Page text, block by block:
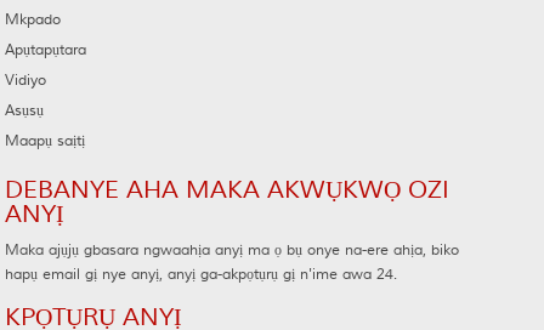
Mkpado
Apụtapụtara
Vidiyo
Asụsụ
Maapụ saịtị
DEBANYE AHA MAKA AKWỤKWỌ OZI
ANYỊ
Maka ajụjụ gbasara ngwaahịa anyị ma ọ bụ onye na-ere ahịa, biko
hapụ email gị nye anyị, anyị ga-akpọtụrụ gị n'ime awa 24.
KPỌTỤRỤ ANYỊ